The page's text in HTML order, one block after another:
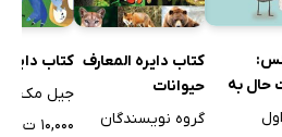
حال به
کتاب دایره‌ المعارف
حیوانات
گروه نویسندگان
کتاب
جیل مک
۱۰,۰۰۰ ت